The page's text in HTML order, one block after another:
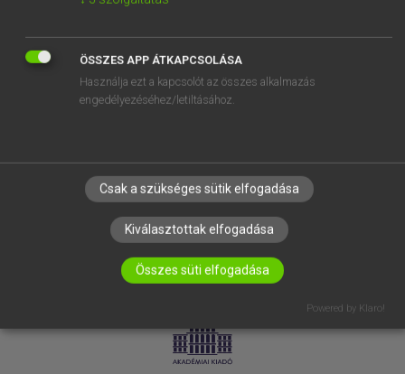
RÓLUNK
ELÉRHETŐSÉG
SÜTI BEÁLLÍTÁSOK
LICENCSZERZŐDÉS ADATVÉDELEM
ÖSSZES APP ÁTKAPCSOLÁSA
Használja ezt a kapcsolót az összes alkalmazás
engedélyezéséhez/letiltásához.
Csak a szükséges sütik elfogadása
Kiválasztottak elfogadása
Összes süti elfogadása
Powered by Klaro!